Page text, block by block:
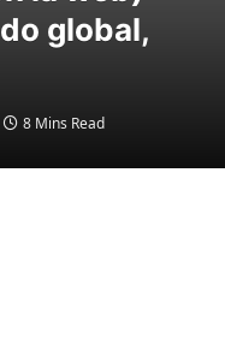
global,
8 Mins Read